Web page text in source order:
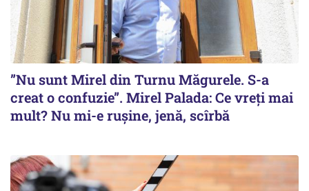
”Nu sunt Mirel din Turnu Măgurele. S-a
creat o confuzie”. Mirel Palada: Ce vreți mai
mult? Nu mi-e rușine, jenă, scîrbă